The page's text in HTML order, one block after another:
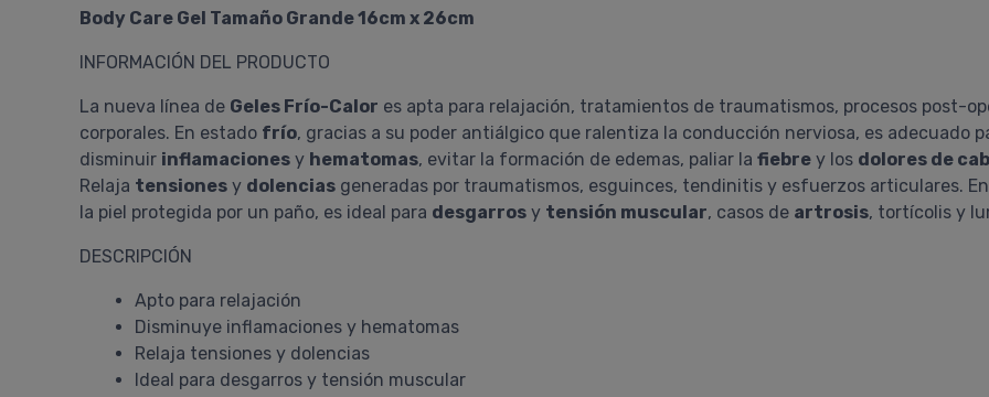
Body Care Gel Tamaño Grande 16cm x 26cm
INFORMACIÓN DEL PRODUCTO
La nueva línea de Geles Frío-Calor es apta para relajación, tratamientos de traumatismos, procesos post-
corporales. En estado frío, gracias a su poder antiálgico que ralentiza la conducción nerviosa, es adecuado
disminuir inflamaciones y hematomas, evitar la formación de edemas, paliar la fiebre y los dolores de
Relaja tensiones y dolencias generadas por traumatismos, esguinces, tendinitis y esfuerzos articulares.
la piel protegida por un paño, es ideal para desgarros y tensión muscular, casos de artrosis, tortícolis y
DESCRIPCIÓN
Apto para relajación
Disminuye inflamaciones y hematomas
Relaja tensiones y dolencias
Ideal para desgarros y tensión muscular